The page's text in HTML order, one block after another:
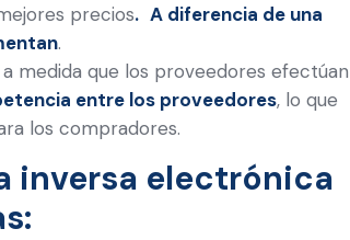
precios. A diferencia de una
.
medida que los proveedores efectúan
entre los proveedores, lo que
los compradores.
inversa electrónica